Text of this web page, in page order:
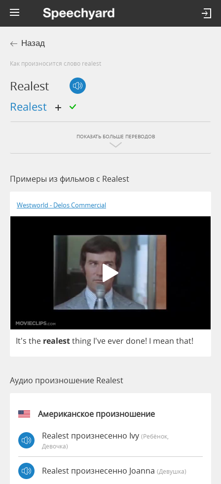
Назад
Как произносится слово realest
Realest
realest
ПОКАЗАТЬ БОЛЬШЕ ПЕРЕВОДОВ
Примеры из фильмов c Realest
Westworld - Delos Commercial
It's the realestthing I've ever done! I mean that!
Аудио произношение Realest
Американское произношение
Realest произнесенно Ivy (Ребёнок,
Девочка)
Realest произнесенно Joanna (девушка)